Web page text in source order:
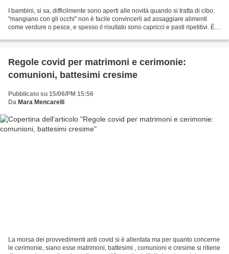
I bambini, si sa, difficilmente sono aperti alle novità quando si tratta di cibo:
"mangiano con gli occhi" non è facile convincerli ad assaggiare alimenti
come verdure o pesce, e spesso il risultato sono capricci e pasti ripetitivi. È
Regole covid per matrimoni e cerimonie:
comunioni, battesimi cresime
Pubblicato su 15/06/PM 15:56
Da Mara Mencarelli
La morsa dei provvedimenti anti covid si è allentata ma per quanto concerne
le cerimonie, siano esse matrimoni, battesimi , comunioni e cresime si ritiene